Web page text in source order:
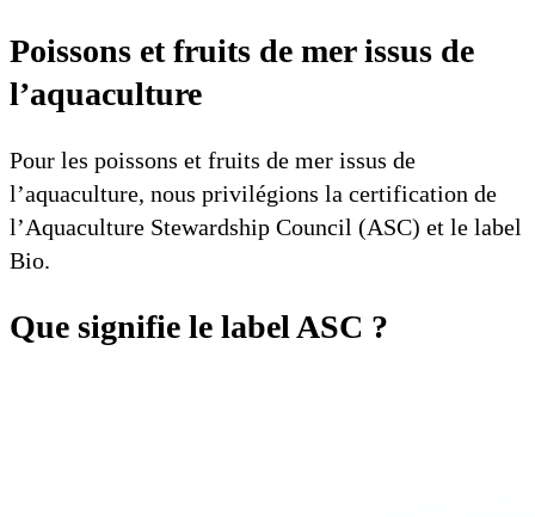
Poissons et fruits de mer issus de
l’aquaculture
Pour les poissons et fruits de mer issus de
l’aquaculture, nous privilégions la certification de
l’Aquaculture Stewardship Council (ASC) et le label
Bio.
Que signifie le label ASC ?